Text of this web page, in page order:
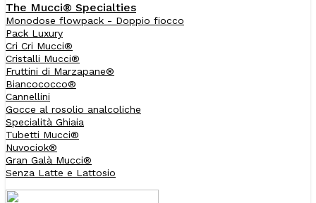
The Mucci® Specialties
Monodose flowpack - Doppio fiocco
Pack Luxury
Cri Cri Mucci®
Cristalli Mucci®
Fruttini di Marzapane®
Biancococco®
Cannellini
Gocce al rosolio analcoliche
Specialità Ghiaia
Tubetti Mucci®
Nuvociok®
Gran Galà Mucci®
Senza Latte e Lattosio